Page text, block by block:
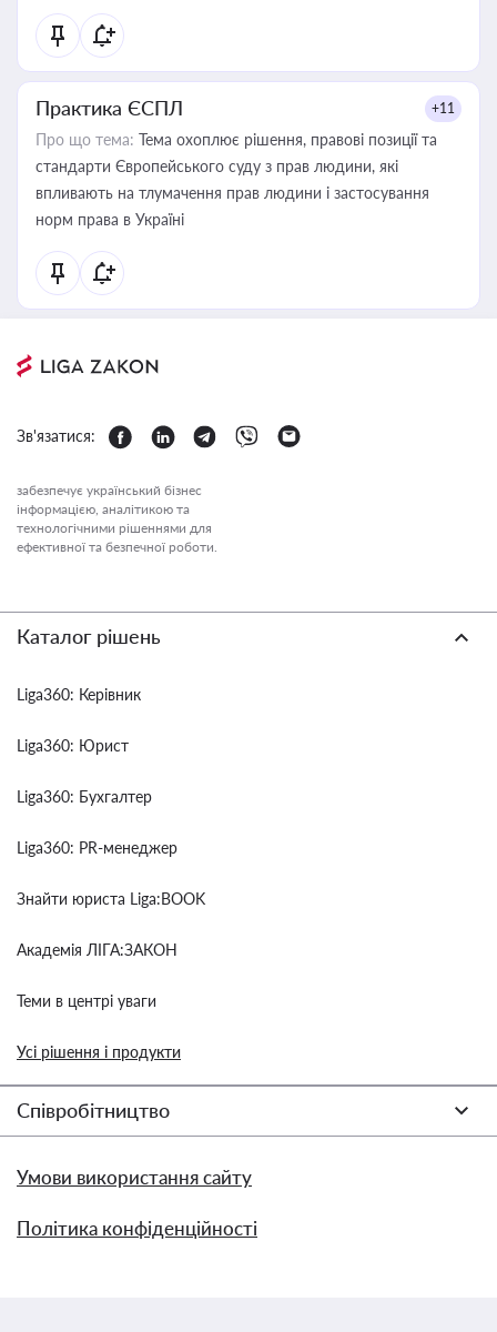
Практика ЄСПЛ +11
Про що тема: Тема охоплює рішення, правові позиції та
стандарти Європейського суду з прав людини, які
впливають на тлумачення прав людини і застосування
норм права в Україні
Зв'язатися:
забезпечує український бізнес
інформацією, аналітикою та
технологічними рішеннями для
ефективної та безпечної роботи.
Каталог рішень
Liga360: Керівник
Liga360: Юрист
Liga360: Бухгалтер
Liga360: PR-менеджер
Знайти юриста Liga:BOOK
Академія ЛІГА:ЗАКОН
Теми в центрі уваги
Усі рішення і продукти
Співробітництво
Умови використання сайту
Політика конфіденційності